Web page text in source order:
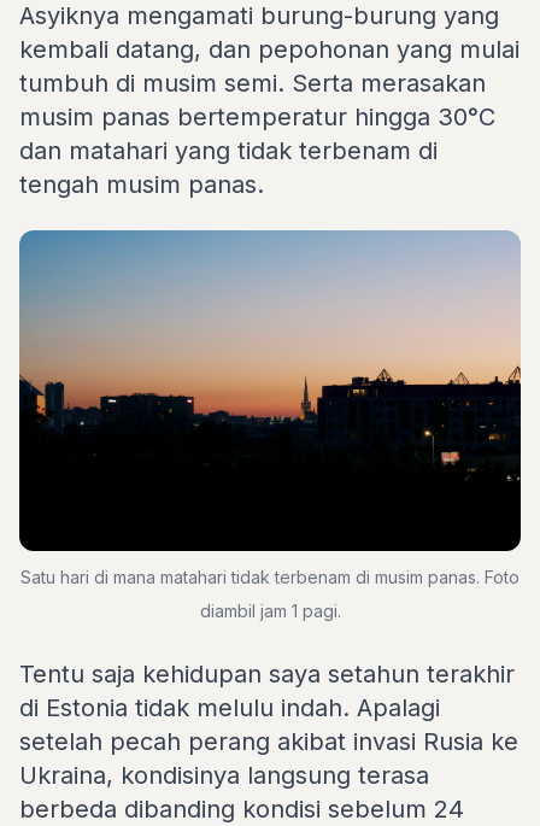
Asyiknya mengamati burung-burung yang
kembali datang, dan pepohonan yang mulai
tumbuh di musim semi. Serta merasakan
musim panas bertemperatur hingga 30°C
dan matahari yang tidak terbenam di
tengah musim panas.
Satu hari di mana matahari tidak terbenam di musim panas. Foto
diambil jam 1 pagi.
Tentu saja kehidupan saya setahun terakhir
di Estonia tidak melulu indah. Apalagi
setelah pecah perang akibat invasi Rusia ke
Ukraina, kondisinya langsung terasa
berbeda dibanding kondisi sebelum 24